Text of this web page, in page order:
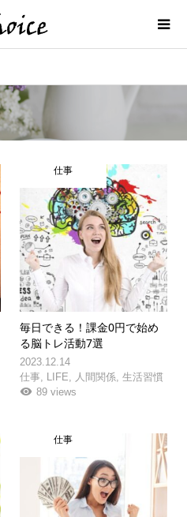
仕事
毎日できる！課金0円で始め
る脳トレ活動7選
2023.12.14
仕事
LIFE 人間関係 ,生活習慣
89 views
仕事